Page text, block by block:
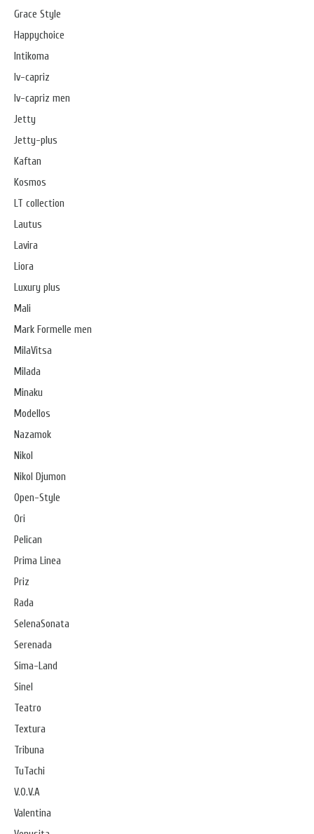
Grace Style
Happychoice
Intikoma
Iv-capriz
Iv-capriz men
Jetty
Jetty-plus
Kaftan
Kosmos
LT collection
Lautus
Lavira
Liora
Luxury plus
Mali
Mark Formelle men
MilaVitsa
Milada
Minaku
Modellos
Nazamok
Nikol
Nikol Djumon
Open-Style
Ori
Pelican
Prima Linea
Priz
Rada
SelenaSonata
Serenada
Sima-Land
Sinel
Teatro
Textura
Tribuna
TuTachi
V.O.V.A
Valentina